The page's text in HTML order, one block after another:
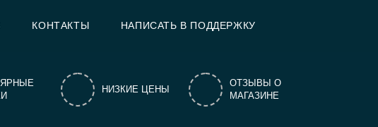
КОНТАКТЫ НАПИСАТЬ В ПОДДЕРЖКУ
НИЗКИЕ ЦЕНЫ
ОТЗЫВЫ О
МАГАЗИНЕ